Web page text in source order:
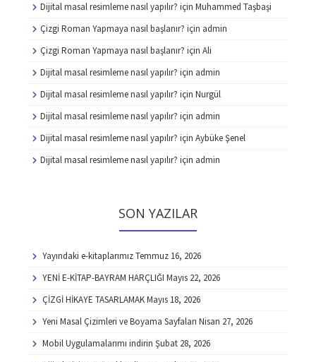
Dijital masal resimleme nasıl yapılır? için Muhammed Taşbaşi
Çizgi Roman Yapmaya nasıl başlanır? için admin
Çizgi Roman Yapmaya nasıl başlanır? için Ali
Dijital masal resimleme nasıl yapılır? için admin
Dijital masal resimleme nasıl yapılır? için Nurgül
Dijital masal resimleme nasıl yapılır? için admin
Dijital masal resimleme nasıl yapılır? için Aybüke Şenel
Dijital masal resimleme nasıl yapılır? için admin
SON YAZILAR
Yayındaki e-kitaplarımızTemmuz 16, 2026
YENİ E-KİTAP-BAYRAM HARÇLIĞI Mayıs 22, 2026
ÇİZGİ HİKAYE TASARLAMAKMayıs 18, 2026
Yeni Masal Çizimleri ve Boyama Sayfaları Nisan 27, 2026
Mobil Uygulamalarımı indirin Şubat 28, 2026